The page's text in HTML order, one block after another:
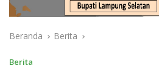
Beranda Berita
Berita